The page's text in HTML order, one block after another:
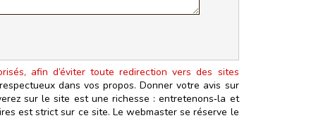
afin d’éviter toute redirection vers des sites
dans vos propos. Donner votre avis sur
sur le site est une richesse : entretenons‑la et
est strict sur ce site. Le webmaster se réserve le